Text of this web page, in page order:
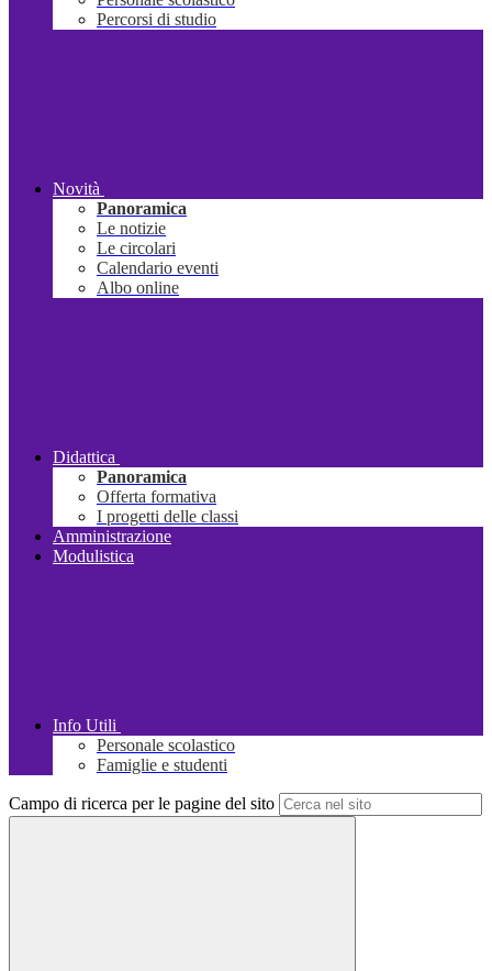
Percorsi di studio
Novità
Panoramica
Le notizie
Le circolari
Calendario eventi
Albo online
Didattica
Panoramica
Offerta formativa
I progetti delle classi
Amministrazione
Modulistica
Info Utili
Personale scolastico
Famiglie e studenti
Campo di ricerca per le pagine del sito